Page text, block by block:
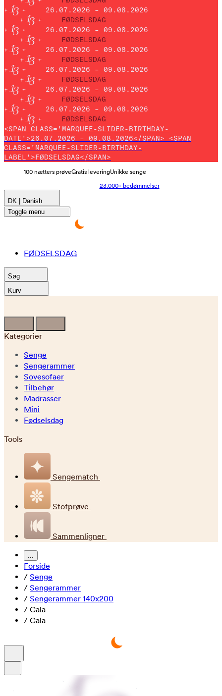
26.07.2026 – 09.08.2026
FØDSELSDAG
26.07.2026 – 09.08.2026
FØDSELSDAG
26.07.2026 – 09.08.2026
FØDSELSDAG
26.07.2026 – 09.08.2026
FØDSELSDAG
26.07.2026 – 09.08.2026
FØDSELSDAG
26.07.2026 – 09.08.2026
FØDSELSDAG
<SPAN CLASS='MARQUEE-SLIDER-BIRTHDAY-
DATE'>26.07.2026 – 09.08.2026</SPAN> <SPAN
CLASS='MARQUEE-SLIDER-BIRTHDAY-
LABEL'>FØDSELSDAG</SPAN>
100 nætters prøveGratis leveringUnikke senge
23.000+ bedømmelser
DK | Danish
Toggle menu
FØDSELSDAG
Søg
Kurv
Kategorier
Senge
Sengerammer
Sovesofaer
Tilbehør
Madrasser
Mini
Fødselsdag
Tools
Sengematch
Stofprøve
Sammenligner
...
Forside
/ Senge
/ Sengerammer
/ Sengerammer 140x200
/ Cala
/ Cala